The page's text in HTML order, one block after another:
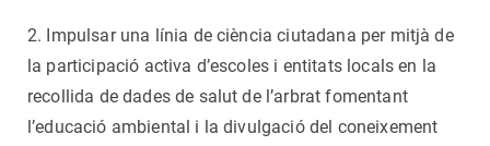
2. Impulsar una línia de ciència ciutadana per mitjà de
la participació activa d’escoles i entitats locals en la
recollida de dades de salut de l’arbrat fomentant
l’educació ambiental i la divulgació del coneixement